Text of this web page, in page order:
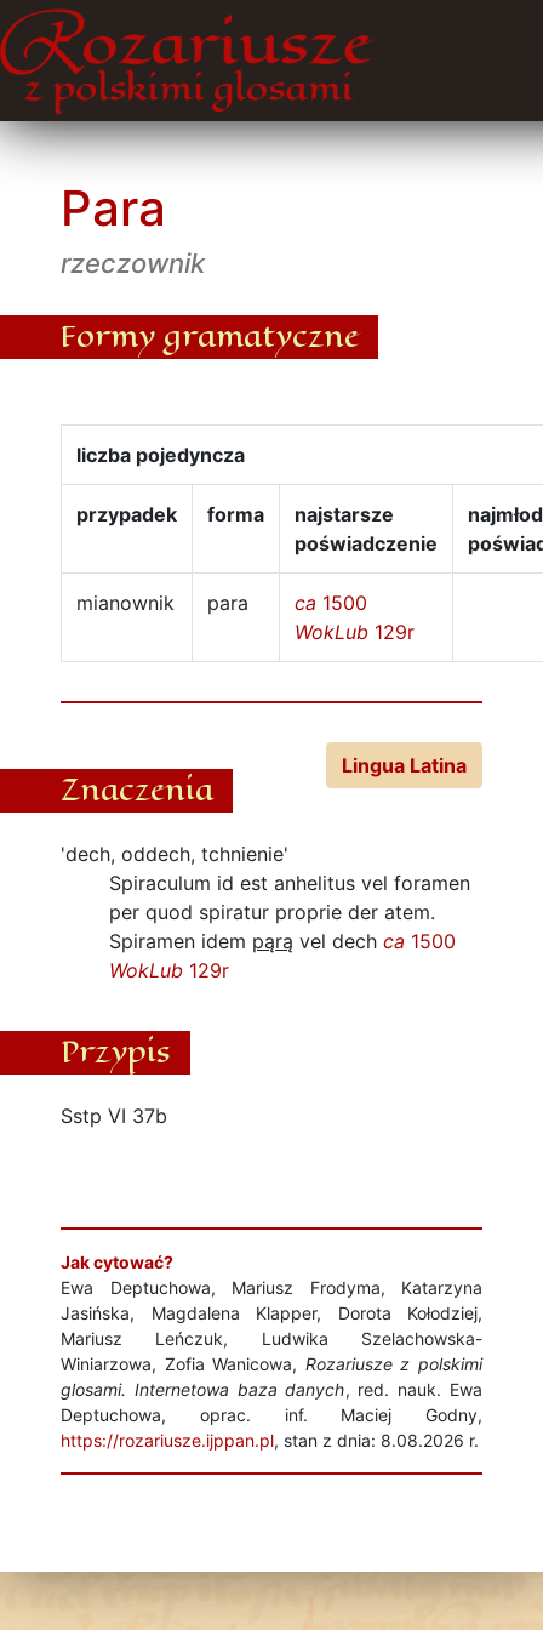
Para
rzeczownik
Formy gramatyczne
liczba pojedyncza
przypadek forma
najstarsze
poświadczenie
mianownik para ca 1500
WokLub 129r
Znaczenia
Lingua Latina
'dech, oddech, tchnienie'
Spiraculum id est anhelitus vel foramen
per quod spiratur proprie der atem.
Spiramen idem pąrą vel dech ca 1500
WokLub 129r
Przypis
Sstp VI 37b
Jak cytować?
Ewa Deptuchowa, Mariusz Frodyma, Katarzyna
Jasińska, Magdalena Klapper, Dorota Kołodziej,
Mariusz Leńczuk, Ludwika Szelachowska-
Winiarzowa, Zofia Wanicowa, Rozariusze z polskimi
glosami. Internetowa baza danych, red. nauk. Ewa
Deptuchowa, oprac. inf. Maciej Godny,
https://rozariusze.ijppan.pl, stan z dnia: 8.08.2026 r.